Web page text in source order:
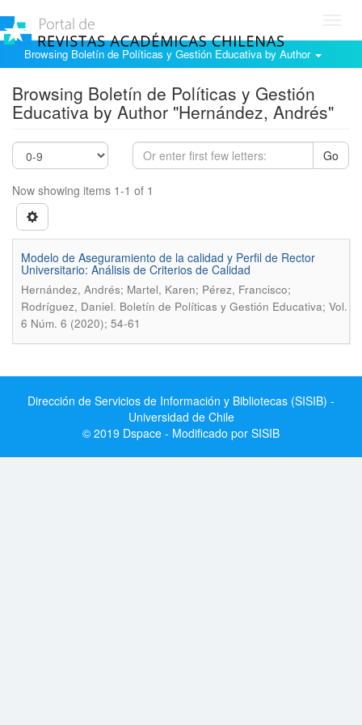
Browsing Boletín de Políticas y Gestión Educativa by Author
Browsing Boletín de Políticas y Gestión
Educativa by Author "Hernández, Andrés"
Go
Now showing items 1-1 of 1
Modelo de Aseguramiento de la calidad y Perfil de Rector
Universitario: Análisis de Criterios de Calidad
Hernández, Andrés; Martel, Karen; Pérez, Francisco;
Rodríguez, Daniel. Boletín de Políticas y Gestión Educativa; Vol.
6 Núm. 6 (2020); 54-61
Dirección de Servicios de Información y Bibliotecas (SISIB) -
Universidad de Chile
© 2019 Dspace - Modificado por SISIB